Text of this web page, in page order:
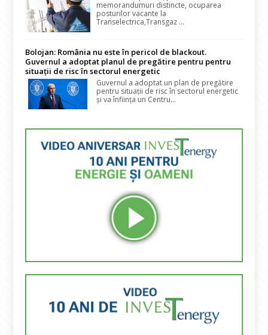
memorandumuri distincte, ocuparea
posturilor vacante la
Transelectrica,Transgaz ...
Bolojan: România nu este în pericol de blackout.
Guvernul a adoptat planul de pregătire pentru pentru
situații de risc în sectorul energetic
Guvernul a adoptat un plan de pregătire
pentru situații de risc în sectorul energetic
și va înființa un Centru...